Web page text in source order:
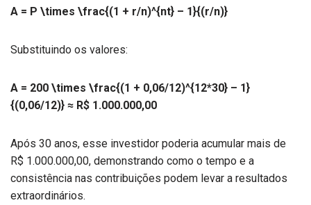
A = P \times \frac{(1 + r/n)^{nt} – 1}{(r/n)}
Substituindo os valores:
A = 200 \times \frac{(1 + 0,06/12)^{12*30} – 1}
{(0,06/12)} ≈ R$ 1.000.000,00
Após 30 anos, esse investidor poderia acumular mais de
R$ 1.000.000,00, demonstrando como o tempo e a
consistência nas contribuições podem levar a resultados
extraordinários.